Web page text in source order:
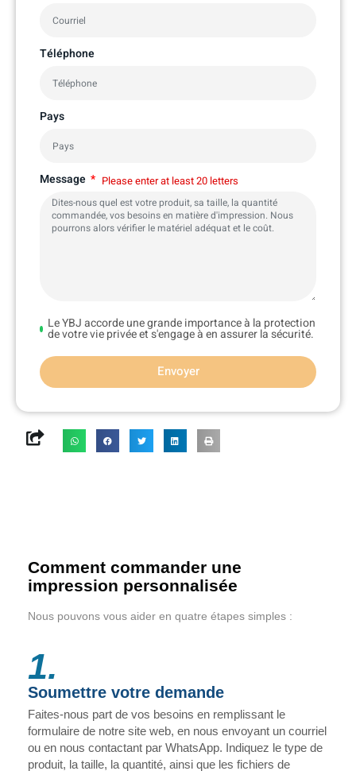
Téléphone
Pays
Message Please enter at least 20 letters
Le YBJ accorde une grande importance à la protection
de votre vie privée et s'engage à en assurer la sécurité.
Envoyer
Comment commander une
impression personnalisée
Nous pouvons vous aider en quatre étapes simples :
1.
Soumettre votre demande
Faites-nous part de vos besoins en remplissant le
formulaire de notre site web, en nous envoyant un courriel
ou en nous contactant par WhatsApp. Indiquez le type de
produit, la taille, la quantité, ainsi que les fichiers de